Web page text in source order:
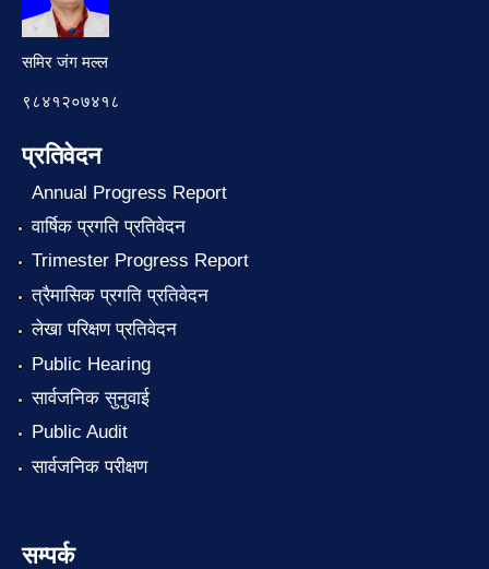
समिर जंग मल्ल
९८४१२०७४१८
प्रतिवेदन
Annual Progress Report
वार्षिक प्रगति प्रतिवेदन
Trimester Progress Report
त्रैमासिक प्रगति प्रतिवेदन
लेखा परिक्षण प्रतिवेदन
Public Hearing
सार्वजनिक सुनुवाई
Public Audit
सार्वजनिक परीक्षण
सम्पर्क